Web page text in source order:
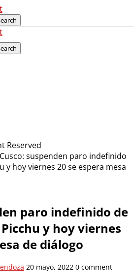
Reserved
Cusco: suspenden paro indefinido
y hoy viernes 20 se espera mesa
paro indefinido de
y hoy viernes
de diálogo
20 mayo, 2022 0 comment